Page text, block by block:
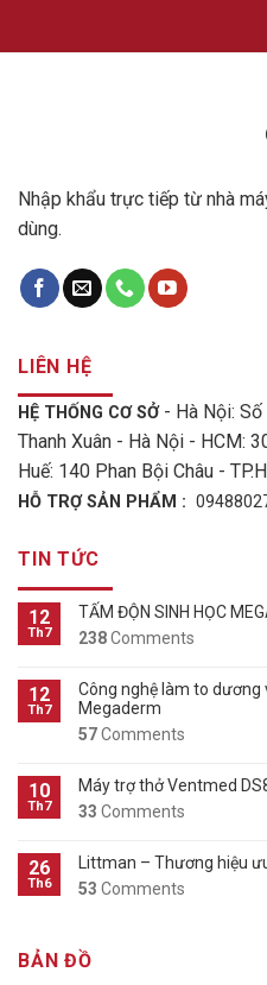
Nhập khẩu trực tiếp từ nhà
dùng.
LIÊN HỆ
HỆ THỐNG CƠ SỞ - Hà Nội:
Thanh Xuân - Hà Nội - HCM:
Huế: 140 Phan Bội Châu -
HỖ TRỢ SẢN PHẨM :
TIN TỨC
12
Th7
TẤM ĐỘN SINH HỌC
238Comments
12
Th7
Công nghệ làm to
Megaderm
57Comments
10
Th7
Máy trợ thở Ventmed
33 Comments
26
Th6
Littman – Thương hiệu
53 Comments
BẢN ĐỒ